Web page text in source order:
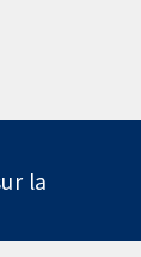
la